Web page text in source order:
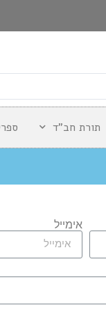
תורת חב"ד
אימייל